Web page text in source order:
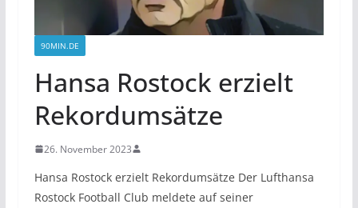
90MIN.DE
Hansa Rostock erzielt
Rekordumsätze
26. November 2023
Hansa Rostock erzielt Rekordumsätze Der Lufthansa
Rostock Football Club meldete auf seiner